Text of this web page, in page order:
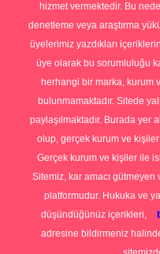
hizmet vermektedir. Bu
denetleme veya araştırma
üyelerimiz yazdıkları
üye olarak bu sorumluluğu
herhangi bir marka, kurum
bulunmamaktadır. Sitede
paylaşılmaktadır. Burada yer
olup, gerçek kurum ve kişiler
Gerçek kurum ve kişiler ile
Sitemiz, kar amacı
platformudur. Hukuka ve
düşündüğünüz içerikleri,
adresine bildirmeniz